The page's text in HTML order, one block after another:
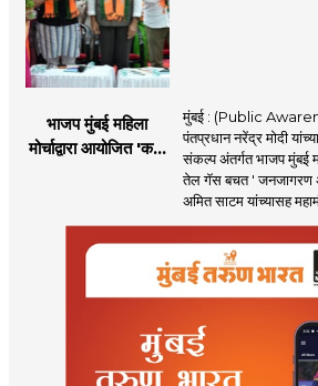
भाजप मुंबई महिला
मोर्चाद्वारा आयोजित 'कमी
मुंबई : (Public
पंतप्रधान नरेंद्र मोदी
संकल्प अंतर्गत भाजप मुंबई
तेल गॅस बचत ' जनजागरण
अमित साटम यांच्यासह